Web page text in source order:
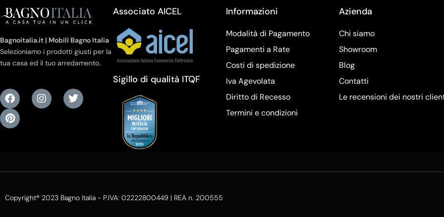
Bagnoitalia.it | Mobili Bagno Italia
Selezioniamo i prodotti giusti per la
tua casa ed il tuo arredamento.
Associato AICEL
Sigillo di qualità ITQF
Informazioni
Modalità di Pagamento
Pagamenti a Rate
Costi di spedizione
Iva Agevolata
Diritto di Recesso
Termini e condizioni
Azienda
Chi siamo
Showroom
Blog
Contatti
Le recensioni dei nostri
Copyright® 2023 Bagno Italia - P.IVA: 02222800449 | REA n. 200555